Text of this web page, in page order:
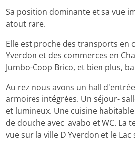
Sa position dominante et sa vue
atout rare.
Elle est proche des transports en
Yverdon et des commerces en
Jumbo-Coop Brico, et bien plus,
Au rez nous avons un hall
armoires intégrées. Un séjour-
et lumineux. Une cuisine
de douche avec lavabo et WC. La
vue sur la ville D'Yverdon et le Lac